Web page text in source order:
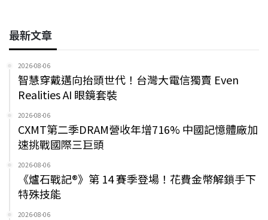
最新文章
2026-08-06
智慧穿戴邁向抬頭世代！台灣大電信獨賣 Even
Realities AI 眼鏡套裝
2026-08-06
CXMT第二季DRAM營收年增716% 中國記憶體廠加
速挑戰國際三巨頭
2026-08-06
《爐石戰記®》第 14 賽季登場！花費金幣解鎖手下
特殊技能
2026-08-06